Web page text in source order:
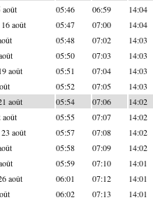
août 05:46 06:59 14:04
août 05:47 07:00 14:04
05:48 07:02 14:03
05:50 07:03 14:03
août 05:51 07:04 14:03
05:52 07:05 14:03
août 05:54 07:06 14:02
août 05:55 07:07 14:02
août 05:57 07:08 14:02
05:58 07:09 14:02
05:59 07:10 14:01
août 06:01 07:12 14:01
06:02 07:13 14:01